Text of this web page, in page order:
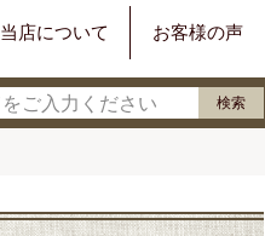
当店について お客様の声
検索